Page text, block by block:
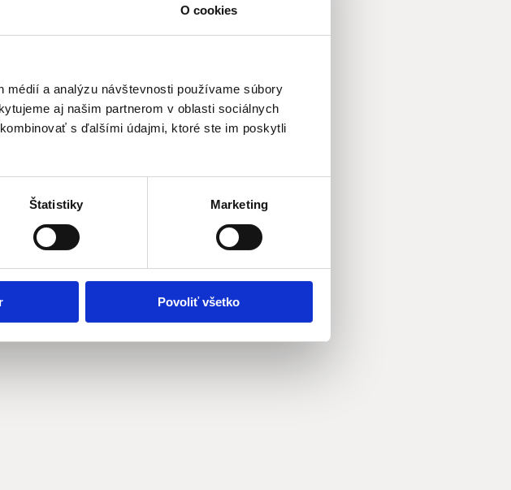
O cookies
médií a analýzu návštevnosti používame súbory
aj našim partnerom v oblasti sociálnych
s ďalšími údajmi, ktoré ste im poskytli
Štatistiky Marketing
Povoliť všetko